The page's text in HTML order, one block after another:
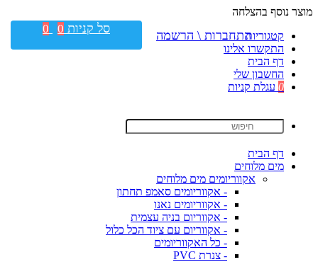
מוצר נוסף בהצלחה
קטגוריות
התקשרו אלינו
דף הבית
החשבון שלי
0 עגלת קניות
דף הבית
מים מלוחים
אקווריומים מים מלוחים
- אקווריומים סאמפ תחתון
- אקווריומים נאנו
- אקווריום בניה עצמית
- אקווריום עם ציוד הכל כלול
- כל האקווריומים
- צנרת PVC
התחברות \ הרשמה סל קניות 0
0